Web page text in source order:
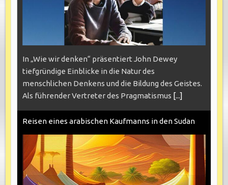
In „Wie wir denken“ präsentiert John Dewey
tiefgründige Einblicke in die Natur des
menschlichen Denkens und die Bildung des Geistes.
Als führender Vertreter des Pragmatismus [...]
Reisen eines arabischen Kaufmanns in den Sudan